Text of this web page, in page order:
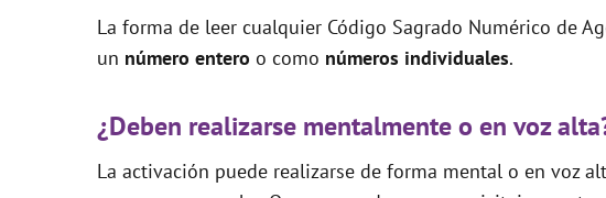
La forma de leer cualquier Código Sagrado Numérico de
un número entero o como números individuales.
¿Deben realizarse mentalmente o en voz
La activación puede realizarse de forma mental o en voz